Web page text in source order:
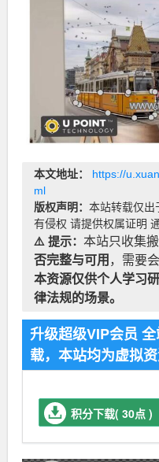
本文地址：
https://
ml
版权声明： 本站转载仅出
有侵权 请提供权属证明
⚠️ 提示： 本站只收集搬
否完整与可用 ，需要
本资源仅供个人学习
律法规的场景。
升级超级VIP会员
载，本站均为虚拟
积分下载( 30点 )